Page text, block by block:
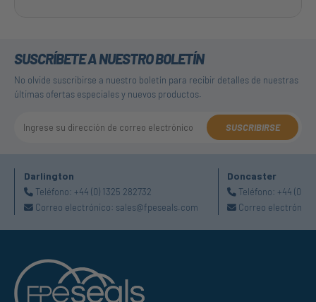
SUSCRÍBETE A NUESTRO BOLETÍN
No olvide suscribirse a nuestro boletín para recibir detalles de nuestras
últimas ofertas especiales y nuevos productos.
SUSCRIBIRSE
Darlington
Teléfono: +44 (0) 1325 282732
Correo electrónico: sales@fpeseals.com
Doncaster
Teléfono: +44 (0)
Correo